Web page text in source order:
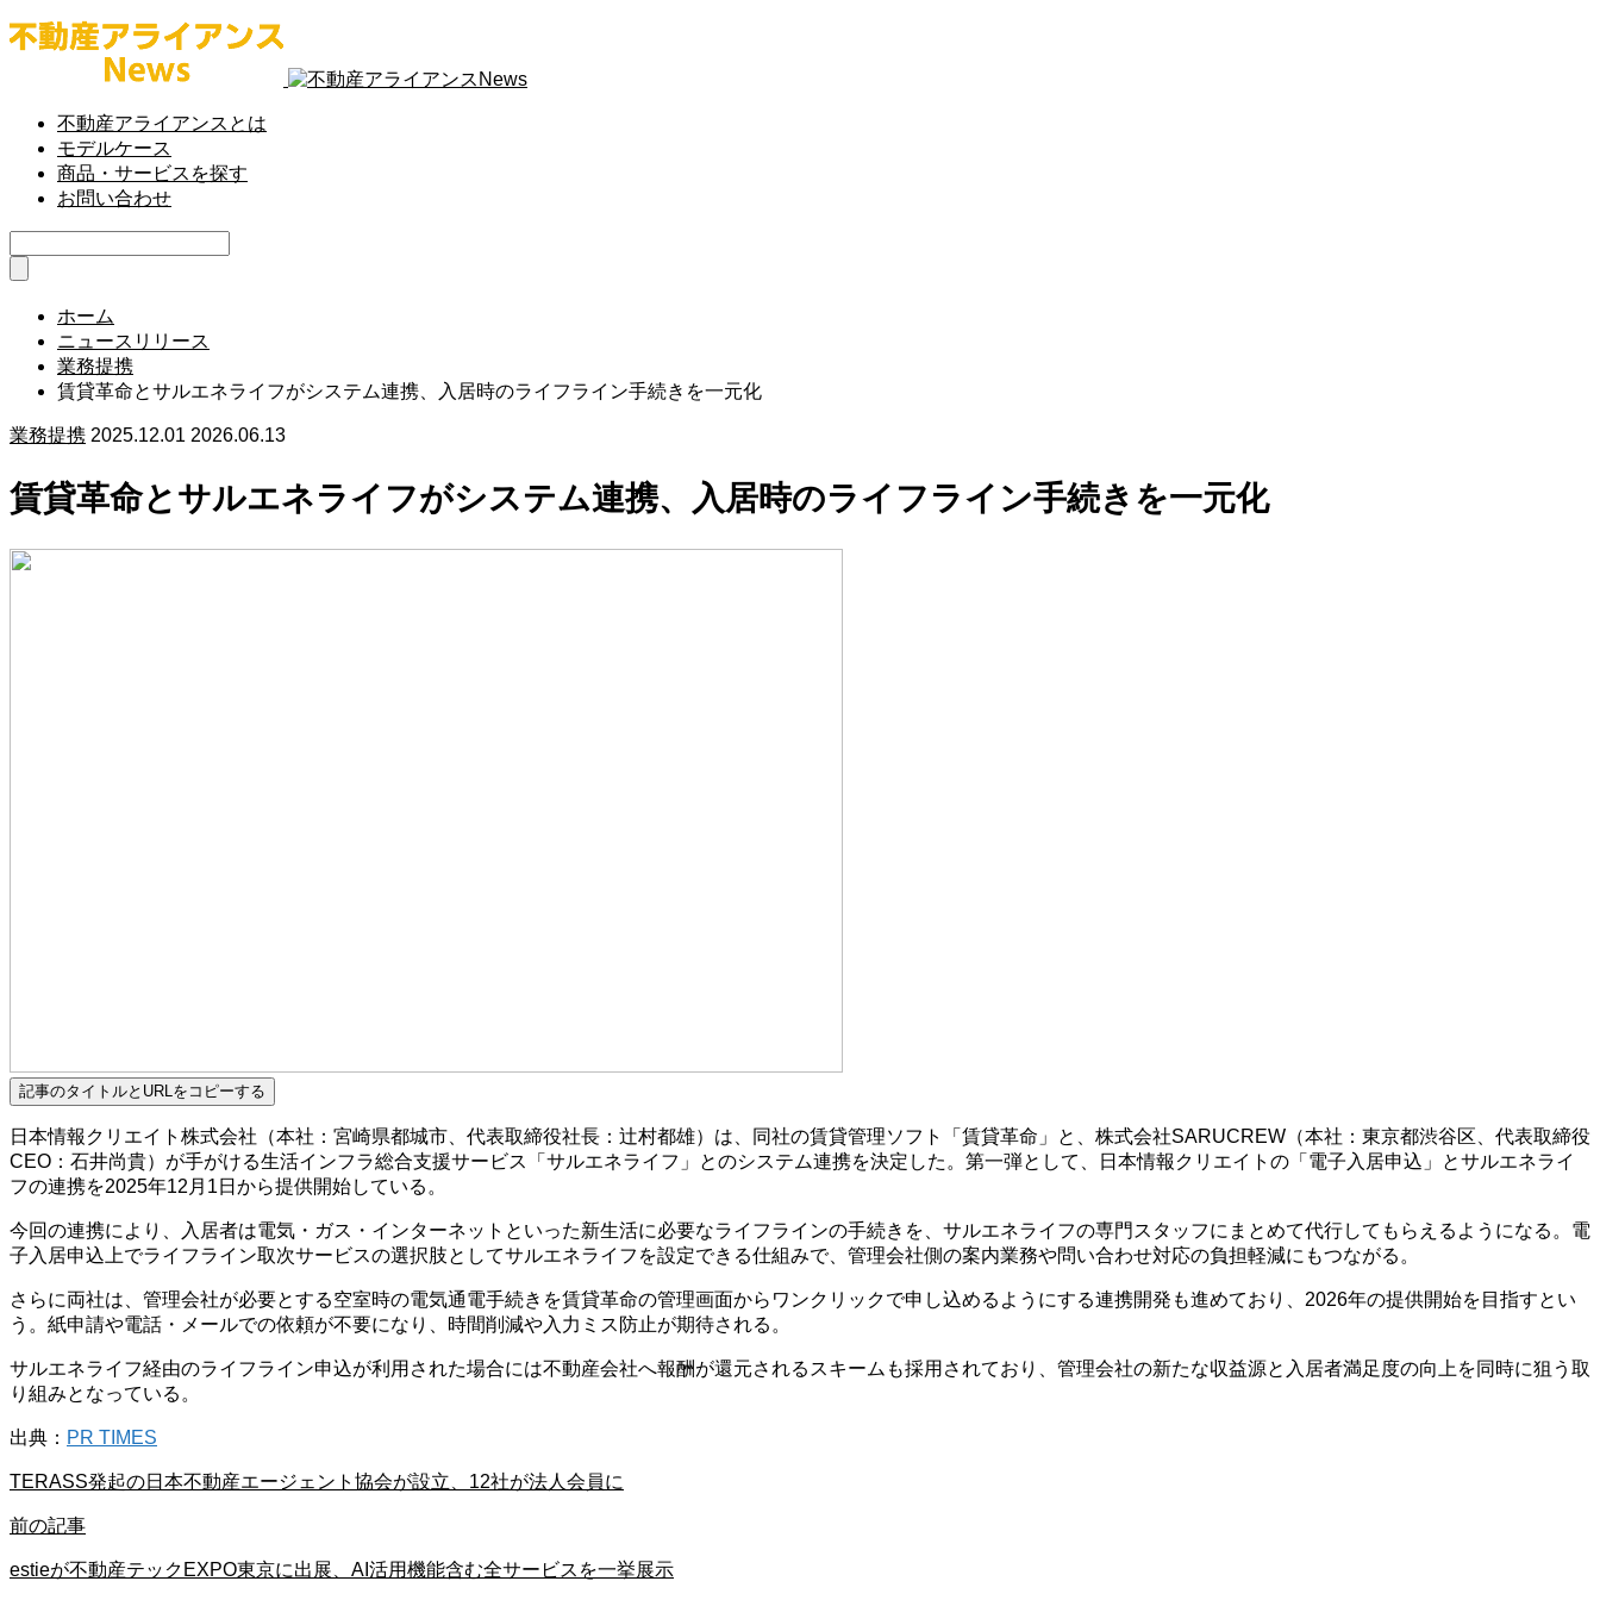
不動産アライアンスとは
モデルケース
商品・サービスを探す
お問い合わせ
ホーム
ニュースリリース
業務提携
賃貸革命とサルエネライフがシステム連携、入居時のライフライン手続きを一元化
業務提携 2025.12.01 2026.06.13
賃貸革命とサルエネライフがシステム連携、入居時のライフライン手続きを一元化
記事のタイトルとURLをコピーする
日本情報クリエイト株式会社（本社：宮崎県都城市、代表取締役社長：辻村都雄）は、同社の賃貸管理ソフト「賃貸革命」と、株式会社SARUCREW（本社：東京都渋谷区、代表取締役
CEO：石井尚貴）が手がける生活インフラ総合支援サービス「サルエネライフ」とのシステム連携を決定した。第一弾として、日本情報クリエイトの「電子入居申込」とサルエネライ
フの連携を2025年12月1日から提供開始している。
今回の連携により、入居者は電気・ガス・インターネットといった新生活に必要なライフラインの手続きを、サルエネライフの専門スタッフにまとめて代行してもらえるようになる。電
子入居申込上でライフライン取次サービスの選択肢としてサルエネライフを設定できる仕組みで、管理会社側の案内業務や問い合わせ対応の負担軽減にもつながる。
さらに両社は、管理会社が必要とする空室時の電気通電手続きを賃貸革命の管理画面からワンクリックで申し込めるようにする連携開発も進めており、2026年の提供開始を目指すとい
う。紙申請や電話・メールでの依頼が不要になり、時間削減や入力ミス防止が期待される。
サルエネライフ経由のライフライン申込が利用された場合には不動産会社へ報酬が還元されるスキームも採用されており、管理会社の新たな収益源と入居者満足度の向上を同時に狙う取
り組みとなっている。
出典： PR TIMES
TERASS発起の日本不動産エージェント協会が設立、12社が法人会員に
前の記事
estieが不動産テックEXPO東京に出展、AI活用機能含む全サービスを一挙展示